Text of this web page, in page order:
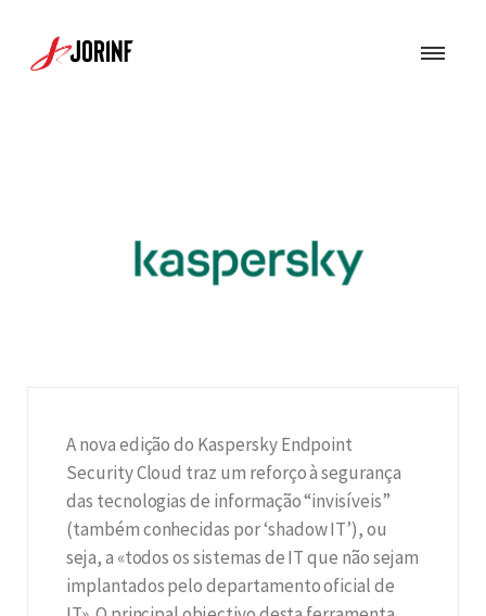
A nova edição do Kaspersky Endpoint
Security Cloud traz um reforço à segurança
das tecnologias de informação “invisíveis”
(também conhecidas por ‘shadow IT’), ou
seja, a «todos os sistemas de IT que não sejam
implantados pelo departamento oficial de